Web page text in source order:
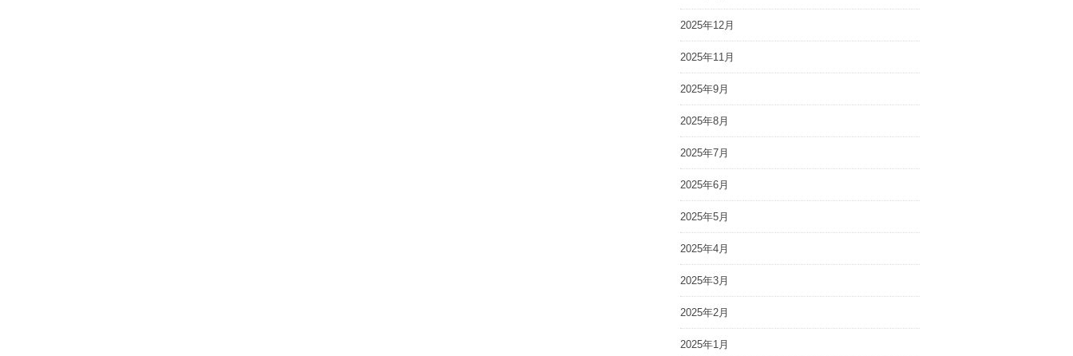
2025年12月
2025年11月
2025年9月
2025年8月
2025年7月
2025年6月
2025年5月
2025年4月
2025年3月
2025年2月
2025年1月